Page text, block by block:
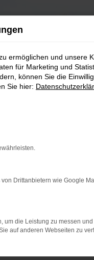
ermöglichen und unsere
für Marketing und
können Sie die
Sie hier:
Drittanbietern wie Google
die Leistung zu messen
auf anderen Webseiten zu